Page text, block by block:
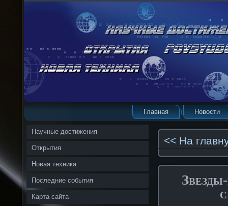
Главная Новости
Научные достижения
Открытия
Новая техника
Последние события
Карта сайта
<< На